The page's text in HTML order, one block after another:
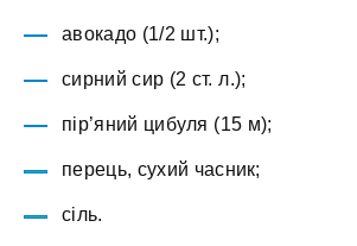
авокадо (1/2 шт.);
сирний сир (2 ст. л.);
пір’яний цибуля (15 м);
перець, сухий часник;
сіль.